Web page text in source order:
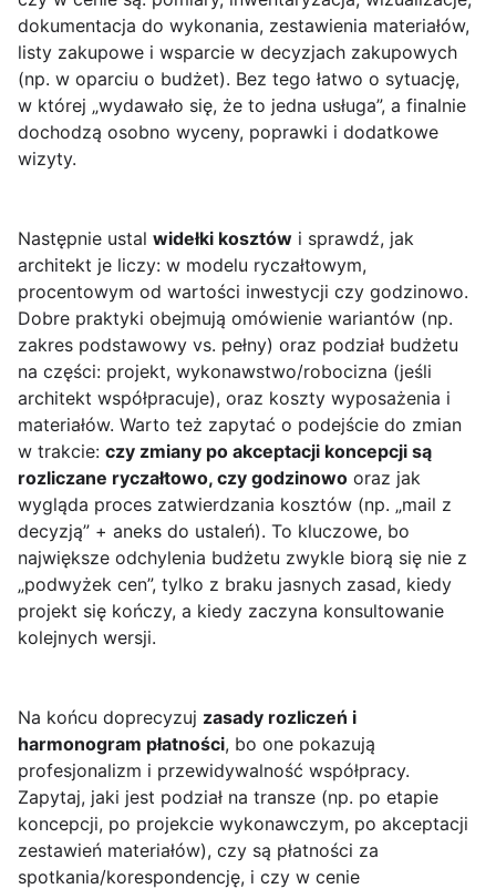
dokumentacja do wykonania, zestawienia materiałów,
listy zakupowe i wsparcie w decyzjach zakupowych
(np. w oparciu o budżet). Bez tego łatwo o sytuację,
w której „wydawało się, że to jedna usługa”, a finalnie
dochodzą osobno wyceny, poprawki i dodatkowe
wizyty.
Następnie ustal widełki kosztów i sprawdź, jak
architekt je liczy: w modelu ryczałtowym,
procentowym od wartości inwestycji czy godzinowo.
Dobre praktyki obejmują omówienie wariantów (np.
zakres podstawowy vs. pełny) oraz podział budżetu
na części: projekt, wykonawstwo/robocizna (jeśli
architekt współpracuje), oraz koszty wyposażenia i
materiałów. Warto też zapytać o podejście do zmian
w trakcie: czy zmiany po akceptacji koncepcji są
rozliczane ryczałtowo, czy godzinowo oraz jak
wygląda proces zatwierdzania kosztów (np. „mail z
decyzją” + aneks do ustaleń). To kluczowe, bo
największe odchylenia budżetu zwykle biorą się nie z
„podwyżek cen”, tylko z braku jasnych zasad, kiedy
projekt się kończy, a kiedy zaczyna konsultowanie
kolejnych wersji.
Na końcu doprecyzuj zasady rozliczeń i
harmonogram płatności, bo one pokazują
profesjonalizm i przewidywalność współpracy.
Zapytaj, jaki jest podział na transze (np. po etapie
koncepcji, po projekcie wykonawczym, po akceptacji
zestawień materiałów), czy są płatności za
spotkania/korespondencję, i czy w cenie